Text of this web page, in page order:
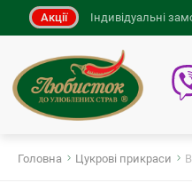
Акції Індивідуальні
Головна Цукрові прикраси